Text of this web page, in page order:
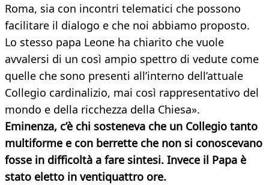
Roma, sia con incontri telematici che possono
facilitare il dialogo e che noi abbiamo proposto.
Lo stesso papa Leone ha chiarito che vuole
avvalersi di un così ampio spettro di vedute come
quelle che sono presenti all’interno dell’attuale
Collegio cardinalizio, mai così rappresentativo del
mondo e della ricchezza della Chiesa».
Eminenza, c’è chi sosteneva che un Collegio tanto
multiforme e con berrette che non si conoscevano
fosse in difficoltà a fare sintesi. Invece il Papa è
stato eletto in ventiquattro ore.